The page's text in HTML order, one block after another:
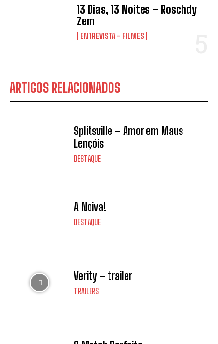
13 Dias, 13 Noites – Roschdy
Zem
ENTREVISTA - FILMES
ARTIGOS RELACIONADOS
Splitsville – Amor em Maus
Lençóis
DESTAQUE
A Noiva!
DESTAQUE
Verity – trailer
TRAILERS